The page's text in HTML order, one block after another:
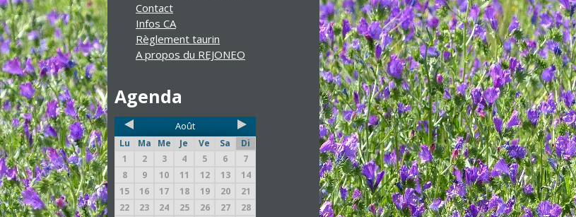
Contact
Infos CA
Règlement taurin
A propos du REJONEO
Agenda
Août
Lu Ma Me Je Ve Sa
Di
1
2 3 4 5 6
7
8
9 10 11 12 13
14
15
16 17 18 19 20
21
22
23 24 25 26 27
28